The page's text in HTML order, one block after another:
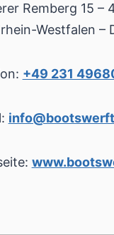
Remberg 15 –
Westfalen –
+49 231